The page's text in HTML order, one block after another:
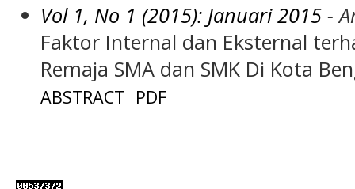
Vol 1, No 1 (2015): Januari 2015 -
Faktor Internal dan Eksternal
Remaja SMA dan SMK Di Kota
ABSTRACT PDF